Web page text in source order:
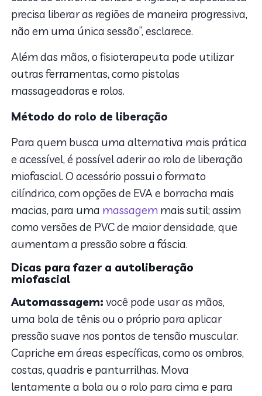
precisa liberar as regiões de maneira progressiva,
não em uma única sessão”, esclarece.
Além das mãos, o fisioterapeuta pode utilizar
outras ferramentas, como pistolas
massageadoras e rolos.
Método do rolo de liberação
Para quem busca uma alternativa mais prática
e acessível, é possível aderir ao rolo de liberação
miofascial. O acessório possui o formato
cilíndrico, com opções de EVA e borracha mais
macias, para uma massagem mais sutil; assim
como versões de PVC de maior densidade, que
aumentam a pressão sobre a fáscia.
Dicas para fazer a autoliberação
miofascial
Automassagem: você pode usar as mãos,
uma bola de tênis ou o próprio para aplicar
pressão suave nos pontos de tensão muscular.
Capriche em áreas específicas, como os ombros,
costas, quadris e panturrilhas. Mova
lentamente a bola ou o rolo para cima e para